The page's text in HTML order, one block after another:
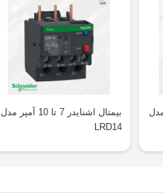
8 آمپر مدل
بیمتال اشنایدر 7 تا 10 آمپر مدل
LRD14